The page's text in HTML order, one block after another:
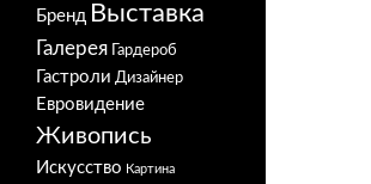
Бренд Выставка
Галерея Гардероб
Гастроли Дизайнер
Евровидение
Живопись
Искусство Картина